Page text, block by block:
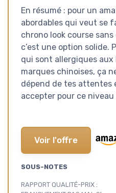
En résumé : pour un
abordables qui veut se
chrono look course
c’est une option solide.
qui sont allergiques aux
marques chinoises, ça
dépend de tes attentes
accepter pour ce niveau
Voir l'offre
SOUS-NOTES
RAPPORT QUALITÉ-PRIX :